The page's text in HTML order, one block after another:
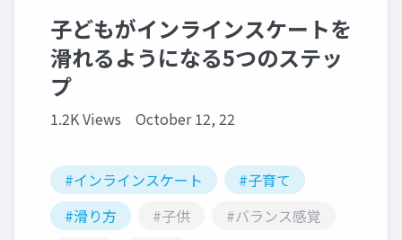
子どもがインラインスケートを
滑れるようになる5つのステッ
プ
1.2K Views October 12, 22
#インラインスケート
#子育て
#滑り方
#子供
#バランス感覚